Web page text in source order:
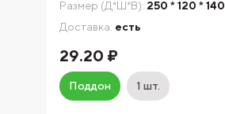
Размер (Д*Ш*В): 250 * 120 * 140
Доставка: есть
29.20 ₽
Поддон 1 шт.